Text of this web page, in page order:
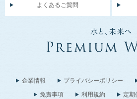
よくあるご質問
企業情報 プライバシーポリシー
免責事項
利用規約 定期